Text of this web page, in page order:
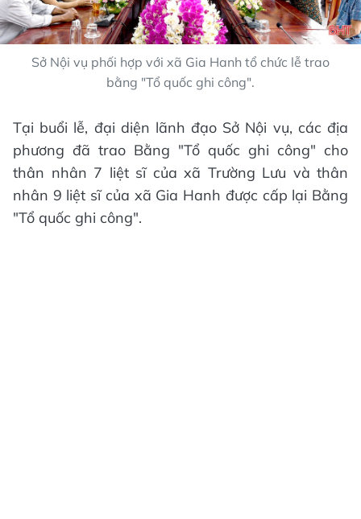
Sở Nội vụ phối hợp với xã Gia Hanh tổ chức lễ trao
bằng "Tổ quốc ghi công".
Tại buổi lễ, đại diện lãnh đạo Sở Nội vụ, các địa
phương đã trao Bằng "Tổ quốc ghi công" cho
thân nhân 7 liệt sĩ của xã Trường Lưu và thân
nhân 9 liệt sĩ của xã Gia Hanh được cấp lại Bằng
"Tổ quốc ghi công".